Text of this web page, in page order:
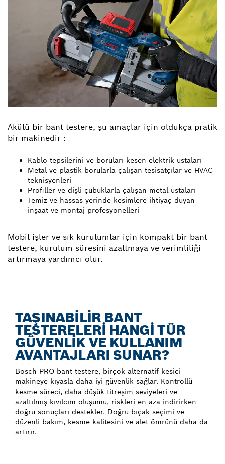
Akülü bir bant testere, şu amaçlar için oldukça pratik
bir makinedir :
Kablo tepsilerini ve boruları kesen elektrik ustaları
Metal ve plastik borularla çalışan tesisatçılar ve HVAC
teknisyenleri
Profiller ve dişli çubuklarla çalışan metal ustaları
Temiz ve hassas yerinde kesimlere ihtiyaç duyan
inşaat ve montaj profesyonelleri
Mobil işler ve sık kurulumlar için kompakt bir bant
testere, kurulum süresini azaltmaya ve verimliliği
artırmaya yardımcı olur.
TAŞINABİLİR BANT
TESTERELERİ HANGİ TÜR
GÜVENLİK VE KULLANIM
AVANTAJLARI SUNAR?
Bosch PRO bant testere, birçok alternatif kesici
makineye kıyasla daha iyi güvenlik sağlar. Kontrollü
kesme süreci, daha düşük titreşim seviyeleri ve
azaltılmış kıvılcım oluşumu, riskleri en aza indirirken
doğru sonuçları destekler. Doğru bıçak seçimi ve
düzenli bakım, kesme kalitesini ve alet ömrünü daha da
artırır.